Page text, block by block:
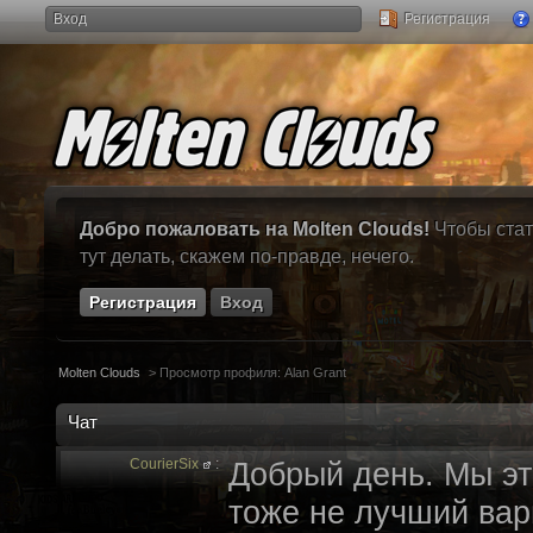
Вход Регистрация
Добро пожаловать на Molten Clouds! Чтобы
тут делать, скажем по-правде, нечего.
Регистрация Вход
Molten Clouds > Просмотр профиля: Alan Grant
Чат
CourierSix : Добрый день. Мы
тоже не лучший